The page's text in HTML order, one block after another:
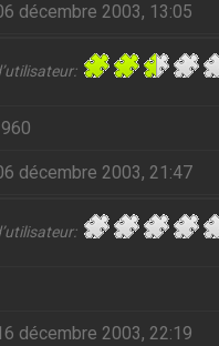
décembre 2003, 13:05
décembre 2003, 21:47
décembre 2003, 22:19